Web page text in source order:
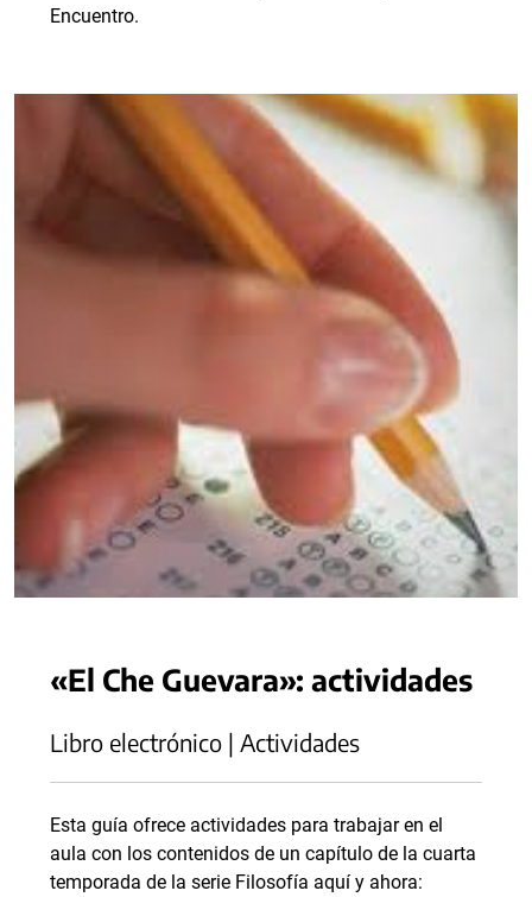
Encuentro.
«El Che Guevara»: actividades
Libro electrónico | Actividades
Esta guía ofrece actividades para trabajar en el
aula con los contenidos de un capítulo de la cuarta
temporada de la serie Filosofía aquí y ahora: